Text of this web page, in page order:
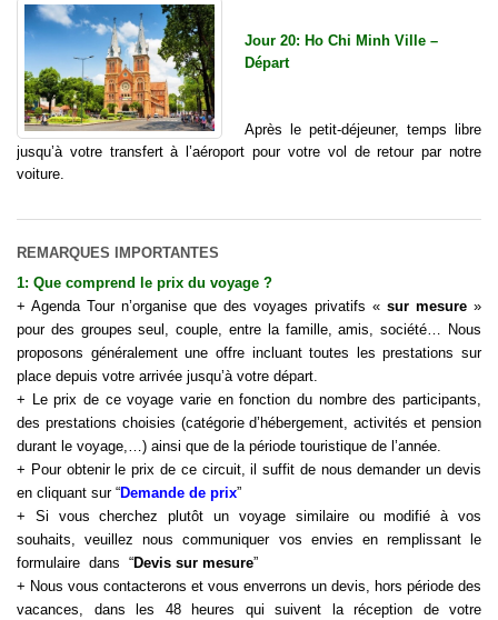
Jour 20: Ho Chi Minh Ville –
Départ
Après le petit-déjeuner, temps libre
jusqu’à votre transfert à l’aéroport pour votre vol de retour par notre
voiture.
REMARQUES IMPORTANTES
1: Que comprend le prix du voyage ?
+ Agenda Tour n’organise que des voyages privatifs « sur mesure »
pour des groupes seul, couple, entre la famille, amis, société… Nous
proposons généralement une offre incluant toutes les prestations sur
place depuis votre arrivée jusqu’à votre départ.
+ Le prix de ce voyage varie en fonction du nombre des participants,
des prestations choisies (catégorie d’hébergement, activités et pension
durant le voyage,…) ainsi que de la période touristique de l’année.
+ Pour obtenir le prix de ce circuit, il suffit de nous demander un devis
en cliquant sur “Demande de prix”
+ Si vous cherchez plutôt un voyage similaire ou modifié à vos
souhaits, veuillez nous communiquer vos envies en remplissant le
formulaire dans “Devis sur mesure”
+ Nous vous contacterons et vous enverrons un devis, hors période des
vacances, dans les 48 heures qui suivent la réception de votre